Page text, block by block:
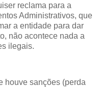
reclama para a
Administrativos, que
a entidade para dar
não acontece nada a
ilegais.
houve sanções (perda